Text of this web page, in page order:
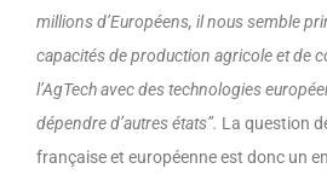
millions d’Européens, il nous semble
capacités de production agricole et de
l’AgTech avec des technologies
dépendre d’autres états”. La question
française et européenne est donc un